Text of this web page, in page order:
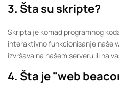
3. Šta su skripte?
Skripta je komad programnog
interaktivno funkcionisanje naše
izvršava na našem serveru ili na
4. Šta je "web